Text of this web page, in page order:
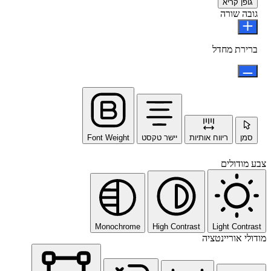
גופן קריא
גובה שורה
ברירת מחדל
סמן ריווח אותיות יישר טקסט Font Weight
צבע מודולים
Light Contrast
High Contrast
Monochrome
מודולי אוריינטציה